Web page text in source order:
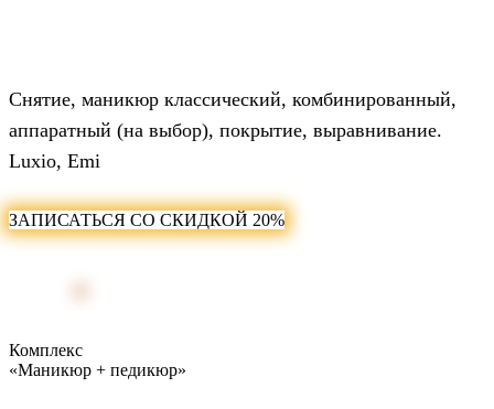
Снятие, маникюр классический, комбинированный,
аппаратный (на выбор), покрытие, выравнивание.
Luxio, Emi
ЗАПИСАТЬСЯ СО СКИДКОЙ 20%
Комплекс
«Маникюр + педикюр»